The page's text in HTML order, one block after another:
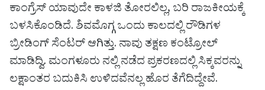
ಕಾಂಗ್ರೆಸ್ ಯಾವುದೇ ಕಾಳಜಿ ತೋರಲಿಲ್ಲ, ಬರಿ ರಾಜಕೀಯಕ್ಕೆ
ಬಳಸಿಕೊಂಡಿದೆ. ಶಿವಮೊಗ್ಗ ಒಂದು ಕಾಲದಲ್ಲಿ ರೌಡಿಗಳ
ಬ್ರೀಡಿಂಗ್ ಸೆಂಟರ್ ಆಗಿತ್ತು. ನಾವು ತಕ್ಷಣ ಕಂಟ್ರೋಲ್
ಮಾಡಿದ್ವಿ. ಮಂಗಳೂರು ನಲ್ಲಿ ನಡೆದ ಪ್ರಕರಣದಲ್ಲಿ ಸಿಕ್ಕವರನ್ನು
ಲಕ್ಷಾಂತರ ಬದುಕಿಸಿ ಉಳಿದವೆನಲ್ಲ ಹೊರ ತೆಗೆದಿದ್ದೇವೆ.